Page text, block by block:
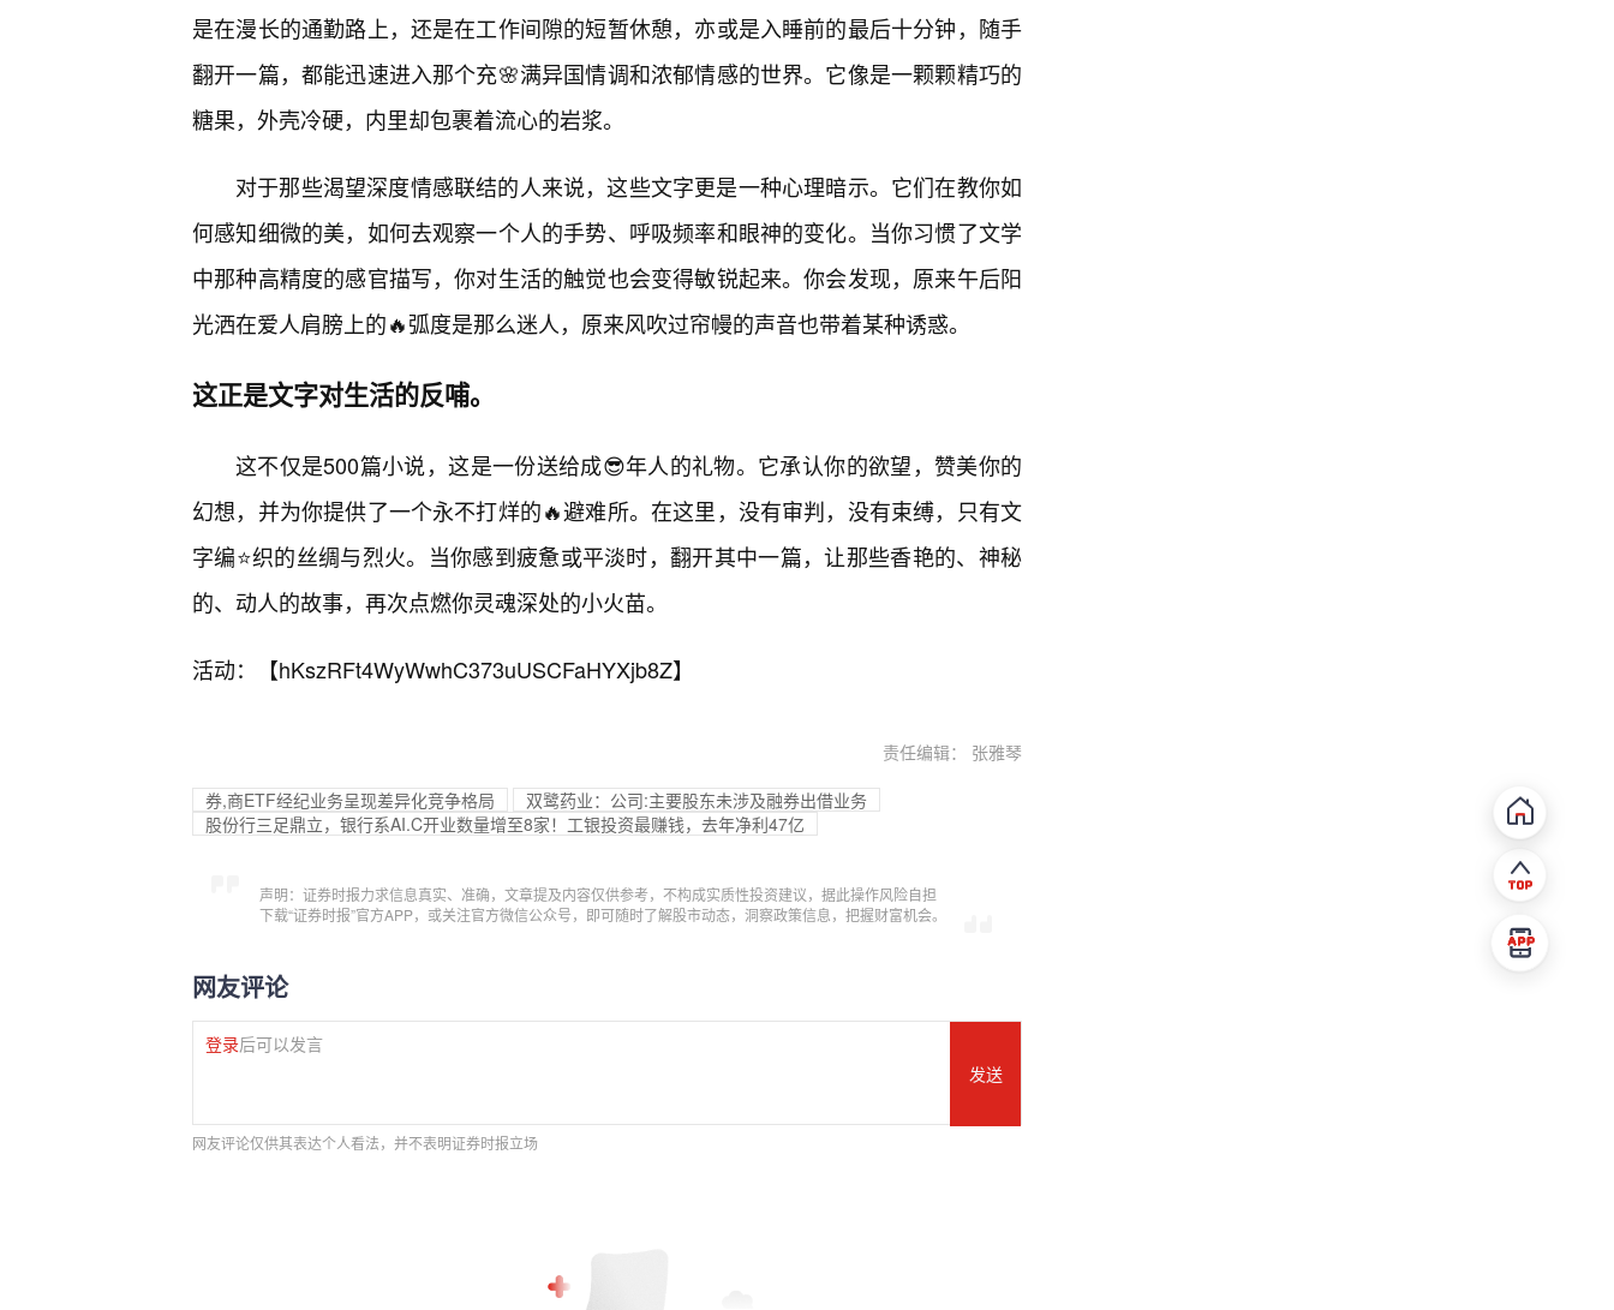
是在漫长的通勤路上，还是在工作间隙的短暂休憩，亦或是入睡前的最后十分钟，随手
翻开一篇，都能迅速进入那个充🌸满异国情调和浓郁情感的世界。它像是一颗颗精巧的
糖果，外壳冷硬，内里却包裹着流心的岩浆。
对于那些渴望深度情感联结的人来说，这些文字更是一种心理暗示。它们在教你如
何感知细微的美，如何去观察一个人的手势、呼吸频率和眼神的变化。当你习惯了文学
中那种高精度的感官描写，你对生活的触觉也会变得敏锐起来。你会发现，原来午后阳
光洒在爱人肩膀上的🔥弧度是那么迷人，原来风吹过帘幔的声音也带着某种诱惑。
这正是文字对生活的反哺。
这不仅是500篇小说，这是一份送给成😎年人的礼物。它承认你的欲望，赞美你的
幻想，并为你提供了一个永不打烊的🔥避难所。在这里，没有审判，没有束缚，只有文
字编⭐织的丝绸与烈火。当你感到疲惫或平淡时，翻开其中一篇，让那些香艳的、神秘
的、动人的故事，再次点燃你灵魂深处的小火苗。
活动：【hKszRFt4WyWwhC373uUSCFaHYXjb8Z】
责任编辑： 张雅琴
券,商ETF经纪业务呈现差异化竞争格局
双鹭药业：公司:主要股东未涉及融券出借业务
股份行三足鼎立，银行系AI.C开业数量增至8家！工银投资最赚钱，去年净利47亿
声明：证券时报力求信息真实、准确，文章提及内容仅供参考，不构成实质性投资建议，据此操作风险自担
下载“证券时报”官方APP，或关注官方微信公众号，即可随时了解股市动态，洞察政策信息，把握财富机会。
网友评论
登录后可以发言
发送
网友评论仅供其表达个人看法，并不表明证券时报立场